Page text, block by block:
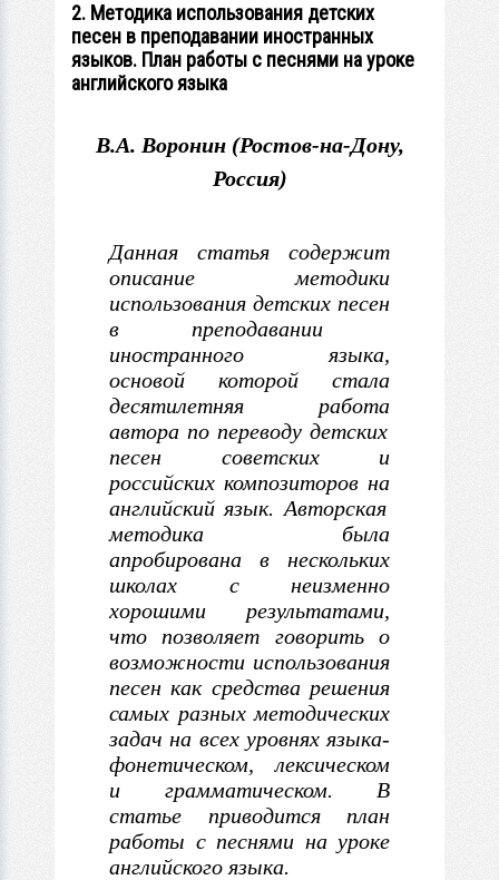
2. Методика использования детских
песен в преподавании иностранных
языков. План работы с песнями на уроке
английского языка
В.А. Воронин (Ростов-на-Дону,
Россия)
Данная статья содержит
описание методики
использования детских песен
в преподавании
иностранного языка,
основой которой стала
десятилетняя работа
автора по переводу детских
песен советских и
российских композиторов на
английский язык. Авторская
методика была
апробирована в нескольких
школах с
неизменно
хорошими результатами,
что позволяет говорить о
возможности использования
песен как средства решения
самых разных методических
задач на всех уровняхязыка-
фонетическом, лексическом
и грамматическом. В
статье приводится план
работы с песнями на уроке
английского языка.